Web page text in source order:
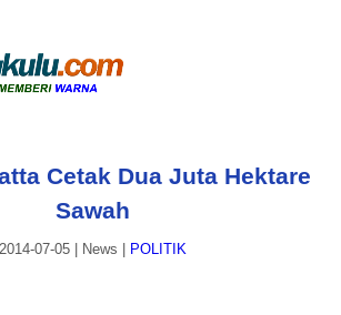
Cetak Dua Juta Hektare
Sawah
2014-07-05| News POLITIK